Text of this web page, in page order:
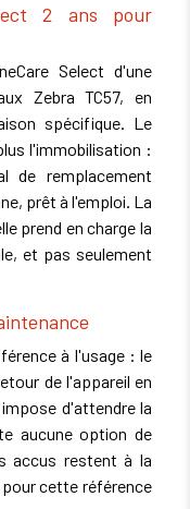
2 ans pour
Select d'une
Zebra TC57, en
spécifique. Le
l'immobilisation :
de remplacement
prêt à l'emploi. La
prend en charge la
et pas seulement
à l'usage : le
de l'appareil en
d'attendre la
aucune option de
accus restent à la
cette référence